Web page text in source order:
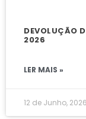
DEVOLUÇÃO
2026
LER MAIS »
12 de Junho, 2026